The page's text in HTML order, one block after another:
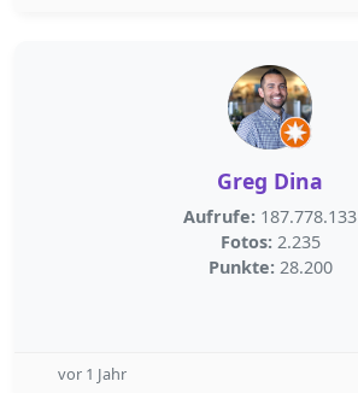
Greg Dina
Aufrufe: 187.778.133
Fotos: 2.235
Punkte: 28.200
vor 1 Jahr